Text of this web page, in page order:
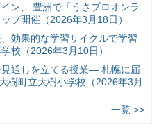
ン、 豊洲で「うさプロオンラ
プ開催（2026年3月18日）
効果的な学習サイクルで学習
校（2026年3月10日）
通しを立てる授業— 札幌に届
樹町立大樹小学校（2026年3月
一覧 >>